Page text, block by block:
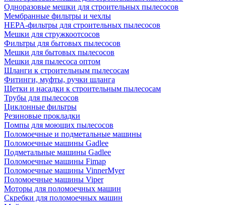
Одноразовые мешки для строительных пылесосов
Мембранные фильтры и чехлы
HEPA-фильтры для строительных пылесосов
Мешки для стружкоотсосов
Фильтры для бытовых пылесосов
Мешки для бытовых пылесосов
Мешки для пылесоса оптом
Шланги к строительным пылесосам
Фитинги, муфты, ручки шланга
Щетки и насадки к строительным пылесосам
Трубы для пылесосов
Циклонные фильтры
Резиновые прокладки
Помпы для моющих пылесосов
Поломоечные и подметальные машины
Поломоечные машины Gadlee
Подметальные машины Gadlee
Поломоечные машины Fimap
Поломоечные машины VinnerMyer
Поломоечные машины Viper
Моторы для поломоечных машин
Скребки для поломоечных машин